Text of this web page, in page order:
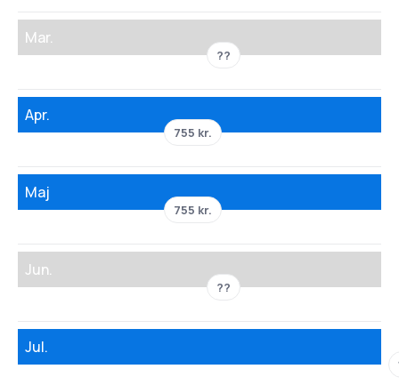
Mar.
??
Apr.
755 kr.
Maj
755 kr.
Jun.
??
Jul.